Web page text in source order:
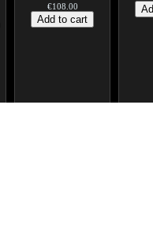
€108.00